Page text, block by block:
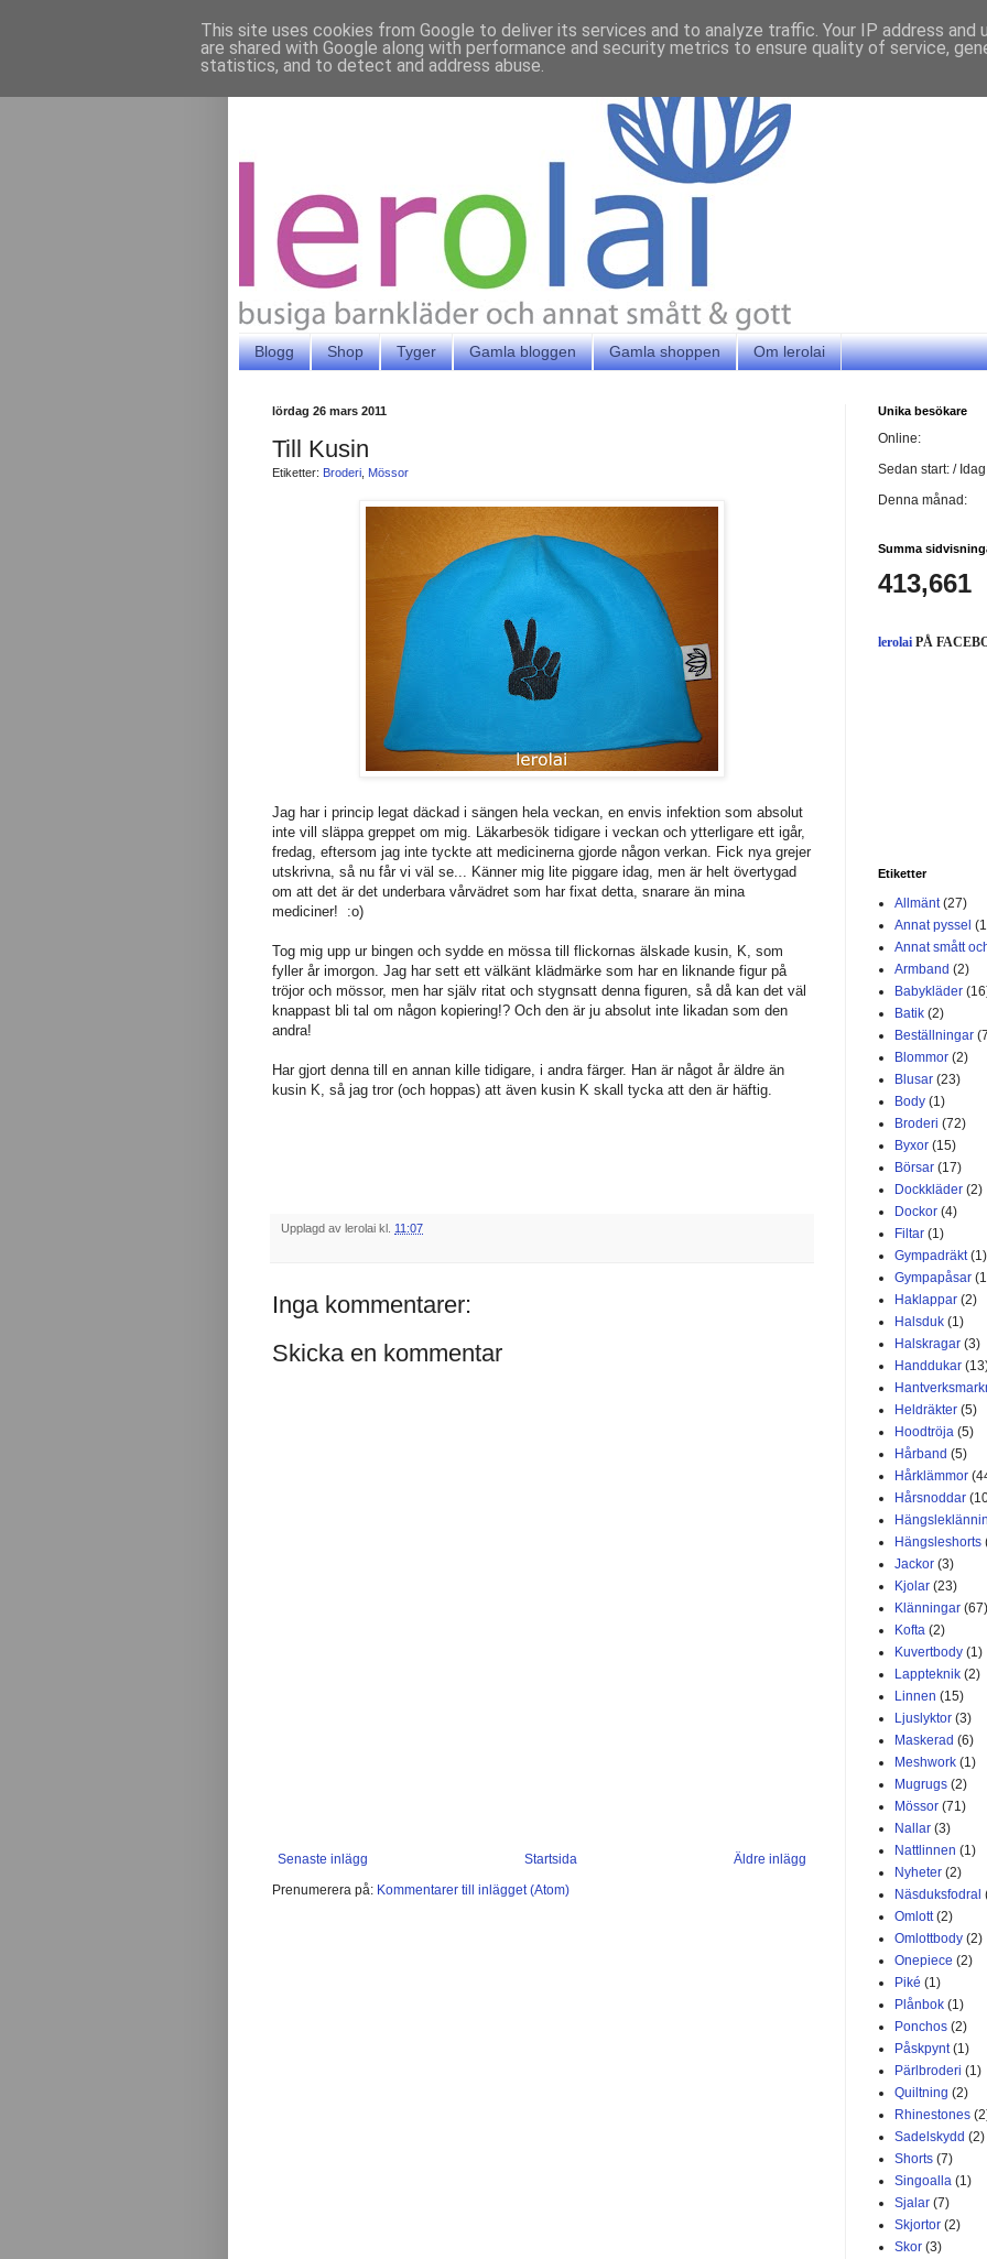
Blogg Shop Tyger Gamla bloggen Gamla shoppen Om lerolai
lördag 26 mars 2011
Till Kusin
Etiketter: Broderi Mössor
Jag har i princip legat däckad i sängen hela veckan, en envis infektion som absolut
inte vill släppa greppet om mig. Läkarbesök tidigare i veckan och ytterligare ett igår,
fredag, eftersom jag inte tyckte att medicinerna gjorde någon verkan. Fick nya grejer
utskrivna, så nu får vi väl se... Känner mig lite piggare idag, men är helt övertygad
om att det är det underbara vårvädret som har fixat detta, snarare än mina
mediciner! :o)
Tog mig upp ur bingen och sydde en mössa till flickornas älskade kusin, K, som
fyller år imorgon. Jag har sett ett välkänt klädmärke som har en liknande figur på
tröjor och mössor, men har själv ritat och stygnsatt denna figuren, så då kan det väl
knappast bli tal om någon kopiering!? Och den är ju absolut inte likadan som den
andra!
Har gjort denna till en annan kille tidigare, i andra färger. Han är något år äldre än
kusin K, så jag tror (och hoppas) att även kusin K skall tycka att den är häftig.
Upplagd av lerolai kl. 11:07
Inga kommentarer:
Skicka en kommentar
Senaste inlägg Äldre inlägg
Startsida
Prenumerera på: Kommentarer till inlägget (Atom)
Unika besökare
Online:
Sedan start: /
Denna månad:
Summa
413,661
lerolai PÅ
Etiketter
Allmänt (27)
Annat pyssel
Annat smått
Armband (2)
Babykläder
Batik (2)
Beställningar
Blommor (2)
Blusar (23)
Body (1)
Broderi (72)
Byxor (15)
Börsar (17)
Dockkläder (2)
Dockor (4)
Filtar (1)
Gympadräkt (1)
Gympapåsar
Haklappar (2)
Halsduk (1)
Halskragar (3)
Handdukar
Heldräkter (5)
Hoodtröja (5)
Hårband (5)
Hårklämmor
Hårsnoddar
Hängsleshorts
Jackor (3)
Kjolar (23)
Klänningar (67)
Kofta (2)
Kuvertbody (1)
Lappteknik (2)
Linnen (15)
Ljuslyktor (3)
Maskerad (6)
Meshwork (1)
Mugrugs (2)
Mössor (71)
Nallar (3)
Nattlinnen (1)
Nyheter (2)
Näsduksfodral
Omlott (2)
Omlottbody (2)
Onepiece (2)
Piké (1)
Plånbok (1)
Ponchos (2)
Påskpynt (1)
Pärlbroderi (1)
Quiltning (2)
Rhinestones
Sadelskydd (2)
Shorts (7)
Singoalla (1)
Sjalar (7)
Skjortor (2)
Skor (3)
This site uses cookies from Google to deliver its services and to analyze traffic. Your IP address and
are shared with Google along with performance and security metrics to ensure quality of service,
statistics, and to detect and address abuse.